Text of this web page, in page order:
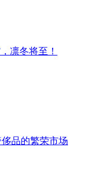
凛冬将至！
品的繁荣市场